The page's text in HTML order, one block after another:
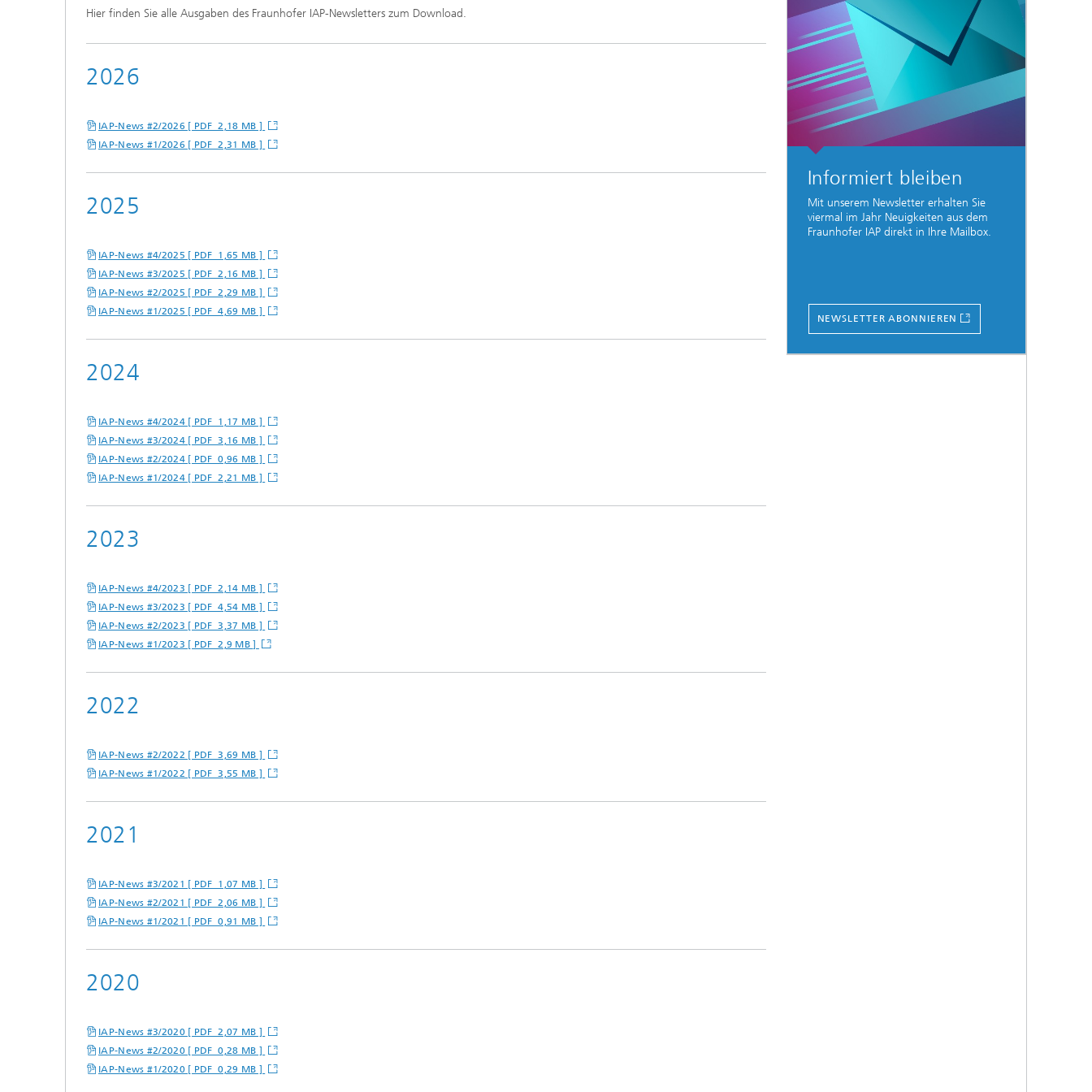
Hier finden Sie alle Ausgaben des Fraunhofer IAP-Newsletters zum Download.
2026
IAP-News #2/2026 [ PDF 2,18 MB ]
IAP-News #1/2026 [ PDF 2,31 MB ]
2025
IAP-News #4/2025 [ PDF 1,65 MB ]
IAP-News #3/2025 [ PDF 2,16 MB ]
IAP-News #2/2025 [ PDF 2,29 MB ]
IAP-News #1/2025 [ PDF 4,69 MB ]
2024
IAP-News #4/2024 [ PDF 1,17 MB ]
IAP-News #3/2024 [ PDF 3,16 MB ]
IAP-News #2/2024 [ PDF 0,96 MB ]
IAP-News #1/2024 [ PDF 2,21 MB ]
2023
IAP-News #4/2023 [ PDF 2,14 MB ]
IAP-News #3/2023 [ PDF 4,54 MB ]
IAP-News #2/2023 [ PDF 3,37 MB ]
IAP-News #1/2023 [ PDF 2,9 MB ]
2022
IAP-News #2/2022 [ PDF 3,69 MB ]
IAP-News #1/2022 [ PDF 3,55 MB ]
2021
IAP-News #3/2021 [ PDF 1,07 MB ]
IAP-News #2/2021 [ PDF 2,06 MB ]
IAP-News #1/2021 [ PDF 0,91 MB ]
2020
IAP-News #3/2020 [ PDF 2,07 MB ]
IAP-News #2/2020 [ PDF 0,28 MB ]
IAP-News #1/2020 [ PDF 0,29 MB ]
Informiert bleiben
Mit unserem Newsletter erhalten Sie
viermal im Jahr Neuigkeiten aus dem
Fraunhofer IAP direkt in Ihre Mailbox.
NEWSLETTER ABONNIEREN